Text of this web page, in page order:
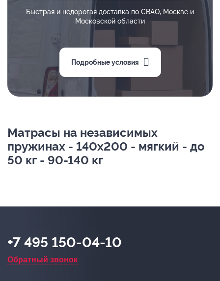
Быстрая и недорогая доставка по СВАО, Москве и
Московской области
Подробные условия
Матрасы на независимых
пружинах - 140х200 - мягкий - до
50 кг - 90-140 кг
+7 495 150-04-10
Обратный звонок